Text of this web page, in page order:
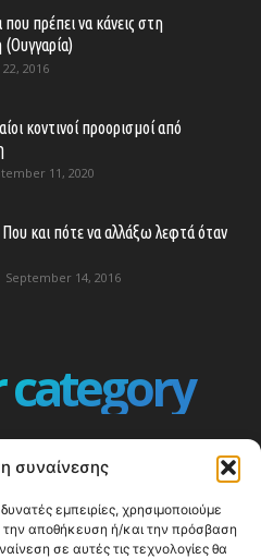
συναίνεσης
εμπειρίες, χρησιμοποιούμε
την αποθήκευση ή/και την πρόσβαση
σε αυτές τις τεχνολογίες θα
πρέπει να κάνεις στη
22, 2016
κοντινοί προορισμοί από
11, 2020
και πότε να αλλάξω λεφτά όταν
September 14, 2016
359
332
328